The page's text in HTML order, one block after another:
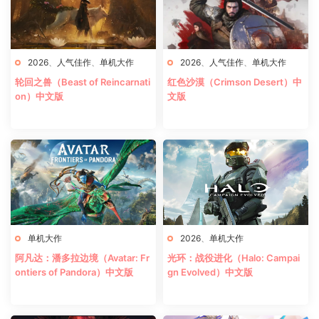
2026 人气佳作 单机大作
轮回之兽（Beast of Reincarnati
on）中文版
2026 人气佳作 单机大作
红色沙漠（Crimson Desert）中
文版
单机大作
阿凡达：潘多拉边境（Avatar: Fr
ontiers of Pandora）中文版
2026 单机大作
光环：战役进化（Halo: Campai
gn Evolved）中文版